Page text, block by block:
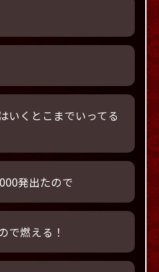
いくとこまでいってる
発出たので
で燃える！